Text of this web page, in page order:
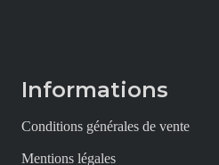
Informations
Conditions générales de vente
Mentions légales